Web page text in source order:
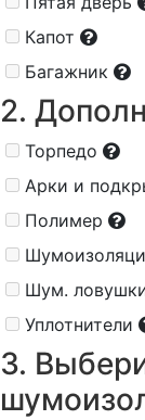
Капот
Багажник
2.
Торпедо
Арки и
Полимер
Шум.
Уплотнители
3.